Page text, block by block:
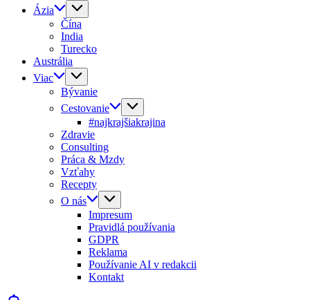
Ázia
Čína
India
Turecko
Austrália
Viac
Bývanie
Cestovanie
#najkrajšiakrajina
Zdravie
Consulting
Práca & Mzdy
Vzťahy
Recepty
O nás
Impresum
Pravidlá používania
GDPR
Reklama
Používanie AI v redakcii
Kontakt